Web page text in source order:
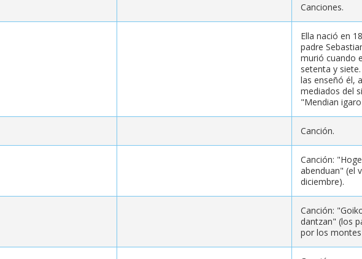
Canciones.
Ella nació en
padre
murió cuando
setenta y
las enseñó él,
mediados del
"Mendian
Canción.
Canción:
abenduan" (el
diciembre).
Canción:
dantzan" (los
por los